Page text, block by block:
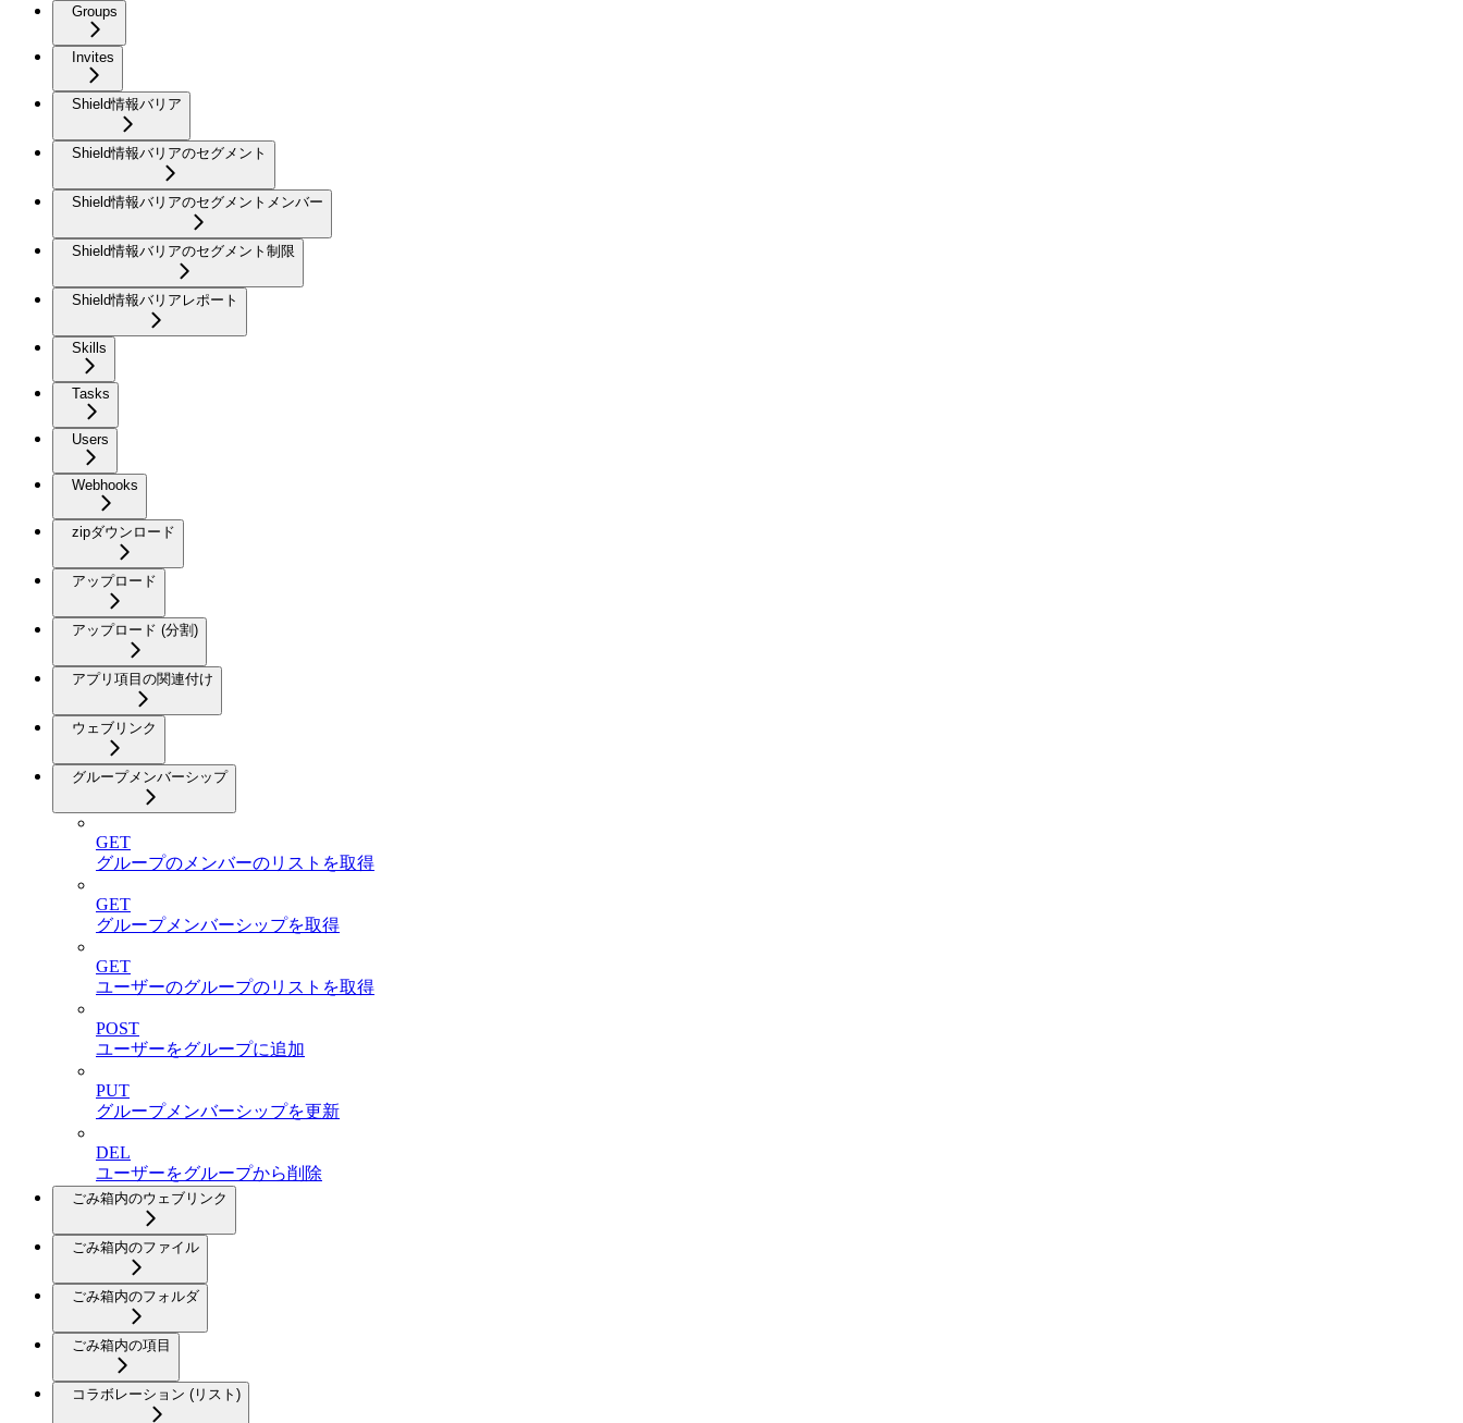
Groups
Invites
Shield情報バリア
Shield情報バリアのセグメント
Shield情報バリアのセグメントメンバー
Shield情報バリアのセグメント制限
Shield情報バリアレポート
Skills
Tasks
Users
Webhooks
zipダウンロード
アップロード
アップロード (分割)
アプリ項目の関連付け
ウェブリンク
グループメンバーシップ
GET
グループのメンバーのリストを取得
GET
グループメンバーシップを取得
GET
ユーザーのグループのリストを取得
POST
ユーザーをグループに追加
PUT
グループメンバーシップを更新
DEL
ユーザーをグループから削除
ごみ箱内のウェブリンク
ごみ箱内のファイル
ごみ箱内のフォルダ
ごみ箱内の項目
コラボレーション (リスト)